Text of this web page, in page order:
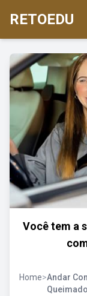
RETOEDU
Você tem a
Home>Andar
Queimado